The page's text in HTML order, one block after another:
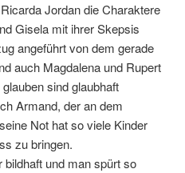
Jordan die Charaktere
Gisela mit ihrer Skepsis
angeführt von dem gerade
auch Magdalena und Rupert
sind glaubhaft
Armand, der an dem
Not hat so viele Kinder
zu bringen.
und man spürt so